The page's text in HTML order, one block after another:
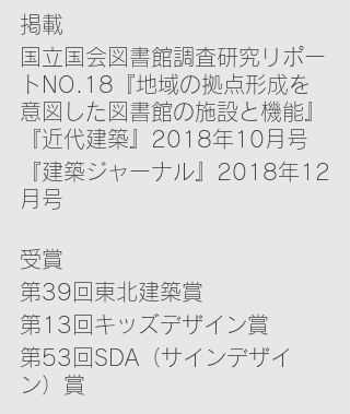
掲載
国立国会図書館調査研究リポー
トNO.18『地域の拠点形成を
意図した図書館の施設と機能』
『近代建築』2018年10月号
『建築ジャーナル』2018年12
月号
受賞
第39回東北建築賞
第13回キッズデザイン賞
第53回SDA（サインデザイ
ン）賞